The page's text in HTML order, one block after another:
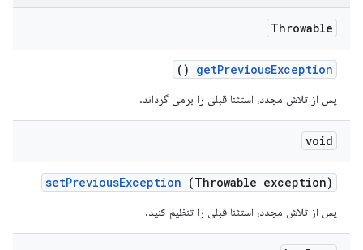
Throwable
getPreviousException
()
پس از تلاش مجدد، استثنا قبلی را برمی گرداند.
void
setPreviousException (Throwable exception)
پس از تلاش مجدد، استثنا قبلی را تنظیم کنید.